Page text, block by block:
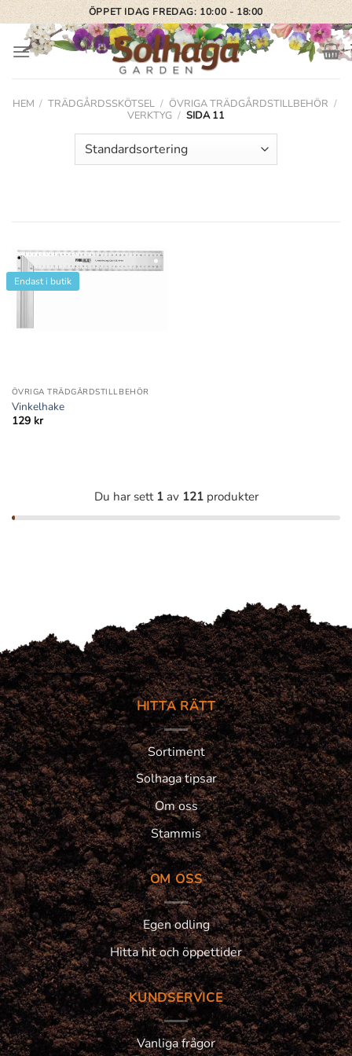
Skip
to
content
ÖPPET IDAG FREDAG: 10:00 - 18:00
HEM / TRÄDGÅRDSSKÖTSEL / ÖVRIGA TRÄDGÅRDSTILLBEHÖR /
VERKTYG / SIDA 11
Endast i butik
ÖVRIGA TRÄDGÅRDSTILLBEHÖR
Vinkelhake
129 kr
Du har sett 1av 121produkter
HITTA RÄTT
Sortiment
Solhaga tipsar
Om oss
Stammis
OM OSS
Egen odling
Hitta hit och öppettider
KUNDSERVICE
Vanliga frågor